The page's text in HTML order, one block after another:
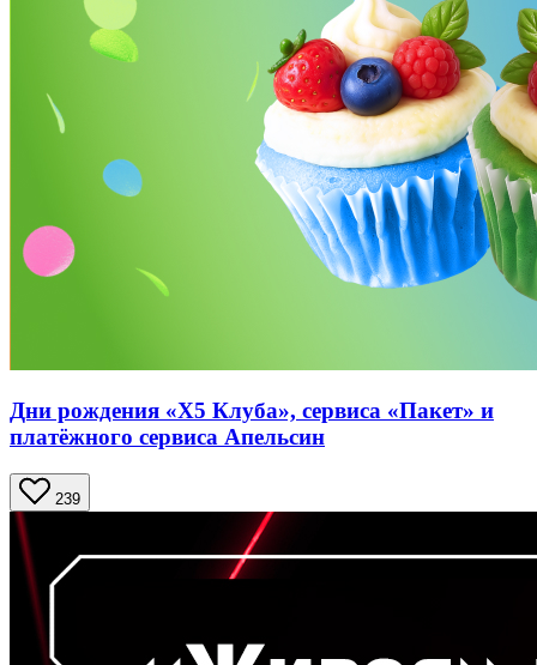
Дни рождения «Х5 Клуба», сервиса «Пакет» и
платёжного сервиса Апельсин
239